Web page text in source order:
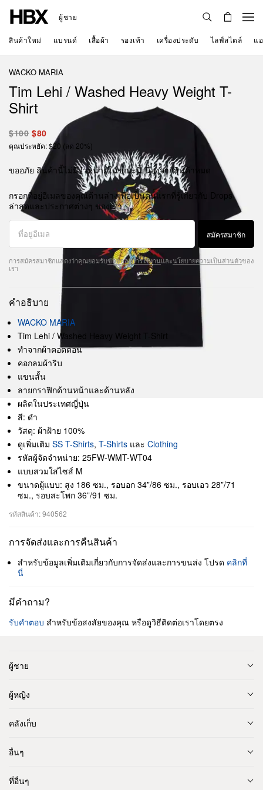
ผู้ชาย
สินค้าใหม่ แบรนด์ เสื้อผ้า รองเท้า เครื่องประดับ ไลฟ์สไตล์ แ
WACKO MARIA
Tim Lehi / Washed Heavy Weight T-
Shirt
$100 $80
คุณประหยัด: $20 (ลด 20%)
ขออภัย สินค้านี้ไม่มีจำหน่ายในขณะนี้เนื่องจากสินค้าหมด
กรอกที่อยู่อีเมลของคุณด้านล่างเพื่อเป็นคนแรกที่รู้เกี่ยวกับ Drops
ล่าสุดและประกาศต่างๆ ของเรา
สมัครสมาชิก
การสมัครสมาชิกแสดงว่าคุณยอมรับข้อตกลงการใช้งานและนโยบายความเป็นส่วนตัวของ
เรา
คำอธิบาย
WACKO MARIA
Tim Lehi / Washed Heavy Weight T-Shirt
ทำจากผ้าคอตตอน
คอกลมผ้าริบ
แขนสั้น
ลายกราฟิกด้านหน้าและด้านหลัง
ผลิตในประเทศญี่ปุ่น
สี: ดำ
วัสดุ: ผ้าฝ้าย 100%
ดูเพิ่มเติม SS T-Shirts, T-Shirts และ Clothing
รหัสผู้จัดจำหน่าย: 25FW-WMT-WT04
แบบสวมใส่ไซส์ M
ขนาดผู้แบบ: สูง 186 ซม., รอบอก 34”/86 ซม., รอบเอว 28”/71
ซม., รอบสะโพก 36”/91 ซม.
รหัสสินค้า: 940562
การจัดส่งและการคืนสินค้า
สำหรับข้อมูลเพิ่มเติมเกี่ยวกับการจัดส่งและการขนส่ง โปรด คลิกที่
นี่
มีคำถาม?
รับคำตอบ สำหรับข้อสงสัยของคุณ หรือดูวิธีติดต่อเราโดยตรง
ผู้ชาย
ผู้หญิง
คลังเก็บ
อื่นๆ
ที่อื่นๆ